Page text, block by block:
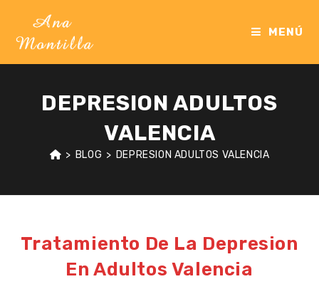
contenido
MENÚ
DEPRESION ADULTOS
VALENCIA
> BLOG > DEPRESION ADULTOS VALENCIA
Tratamiento De La Depresion
En Adultos Valencia